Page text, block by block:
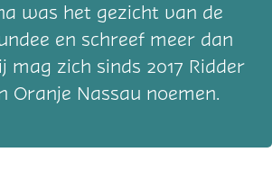
was het gezicht van de
en schreef meer dan
mag zich sinds 2017 Ridder
Oranje Nassau noemen.